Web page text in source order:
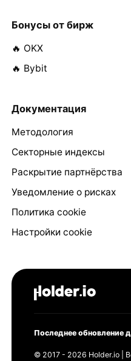
Бонусы от бирж
🔥 OKX
🔥 Bybit
Документация
Методология
Секторные индексы
Раскрытие партнёрства
Уведомление о рисках
Политика cookie
Настройки cookie
Последнее обновление
© 2017 - 2026 Holder.io |